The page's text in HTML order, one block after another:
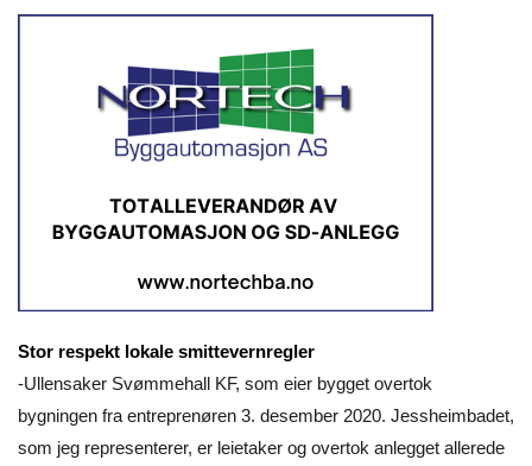
Stor respekt lokale smittevernregler
-Ullensaker Svømmehall KF, som eier bygget overtok
bygningen fra entreprenøren 3. desember 2020. Jessheimbadet,
som jeg representerer, er leietaker og overtok anlegget allerede